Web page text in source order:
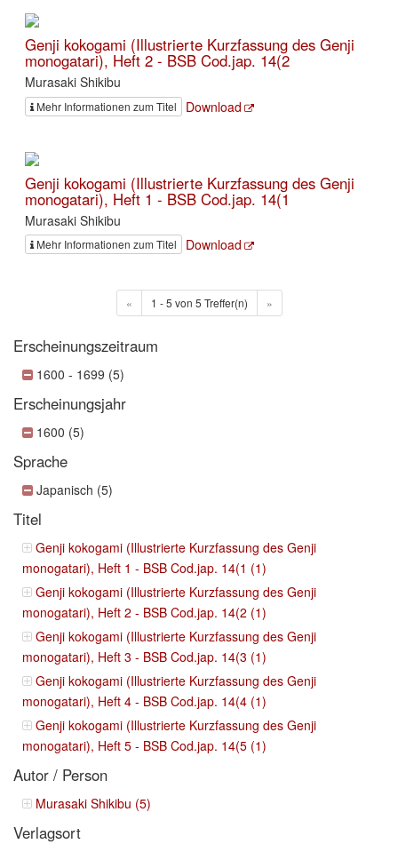
Genji kokogami (Illustrierte Kurzfassung des Genji
monogatari), Heft 2 - BSB Cod.jap. 14(2
Murasaki Shikibu
Mehr Informationen zum Titel Download
Genji kokogami (Illustrierte Kurzfassung des Genji
monogatari), Heft 1 - BSB Cod.jap. 14(1
Murasaki Shikibu
Mehr Informationen zum Titel Download
« 1 - 5 von 5 Treffer(n) »
Erscheinungszeitraum
1600 - 1699 (5)
Erscheinungsjahr
1600 (5)
Sprache
Japanisch (5)
Titel
Genji kokogami (Illustrierte Kurzfassung des Genji
monogatari), Heft 1 - BSB Cod.jap. 14(1 (1)
Genji kokogami (Illustrierte Kurzfassung des Genji
monogatari), Heft 2 - BSB Cod.jap. 14(2 (1)
Genji kokogami (Illustrierte Kurzfassung des Genji
monogatari), Heft 3 - BSB Cod.jap. 14(3 (1)
Genji kokogami (Illustrierte Kurzfassung des Genji
monogatari), Heft 4 - BSB Cod.jap. 14(4 (1)
Genji kokogami (Illustrierte Kurzfassung des Genji
monogatari), Heft 5 - BSB Cod.jap. 14(5 (1)
Autor / Person
Murasaki Shikibu (5)
Verlagsort